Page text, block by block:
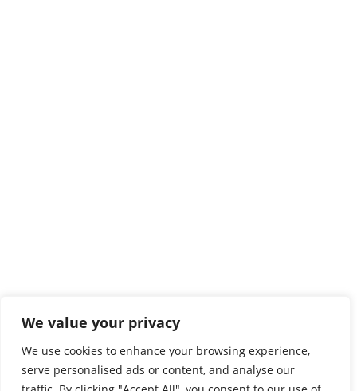
We value your privacy
We use cookies to enhance your browsing experience,
serve personalised ads or content, and analyse our